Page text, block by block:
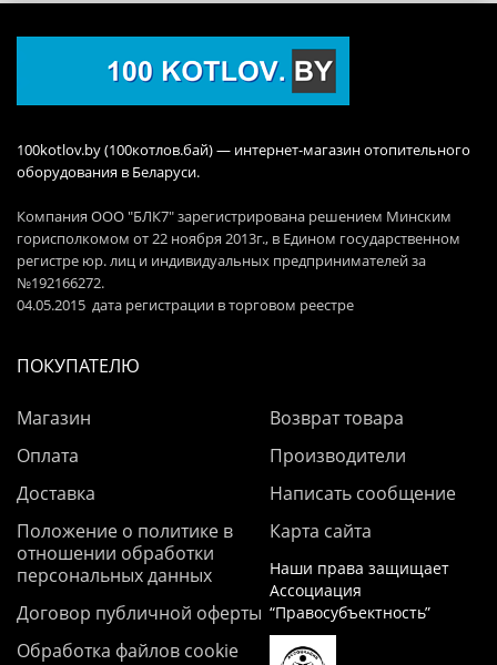
100kotlov.by (100котлов.бай) — интернет-магазин отопительного
оборудования в Беларуси.
Компания ООО "БЛК7" зарегистрирована решением Минским
горисполкомом от 22 ноября 2013г., в Едином государственном
регистре юр. лиц и индивидуальных предпринимателей за
№192166272.
04.05.2015 дата регистрации в торговом реестре
ПОКУПАТЕЛЮ
Магазин
Оплата
Доставка
Положение о политике в
отношении обработки
персональных данных
Договор публичной оферты
Обработка файлов cookie
Возврат товара
Производители
Написать сообщение
Карта сайта
Наши права защищает
Ассоциация
“Правосубъектность”